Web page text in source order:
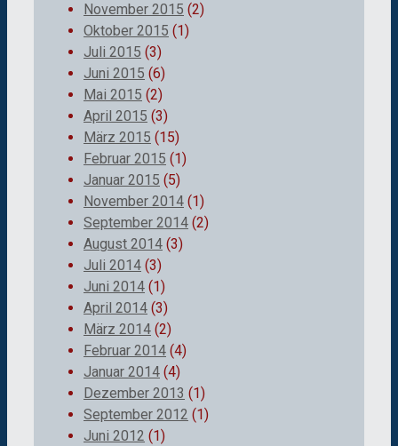
November 2015 (2)
Oktober 2015 (1)
Juli 2015 (3)
Juni 2015 (6)
Mai 2015 (2)
April 2015 (3)
März 2015 (15)
Februar 2015 (1)
Januar 2015 (5)
November 2014 (1)
September 2014 (2)
August 2014 (3)
Juli 2014 (3)
Juni 2014 (1)
April 2014 (3)
März 2014 (2)
Februar 2014 (4)
Januar 2014 (4)
Dezember 2013 (1)
September 2012 (1)
Juni 2012 (1)